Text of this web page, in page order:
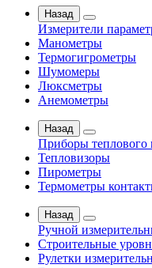
Назад
Измерители
Манометры
Термогигрометры
Шумомеры
Люксметры
Анемометры
Назад
Приборы теплового
Тепловизоры
Пирометры
Термометры
Назад
Ручной
Строительные
Рулетки